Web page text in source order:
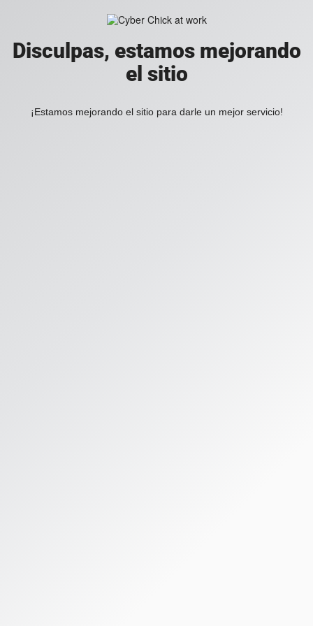
Disculpas, estamos mejorando
el sitio
¡Estamos mejorando el sitio para darle un mejor servicio!